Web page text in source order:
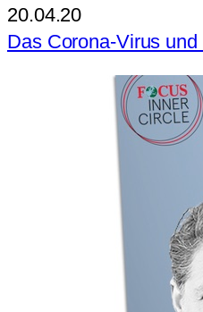
20.04.20
Das Corona-Virus und